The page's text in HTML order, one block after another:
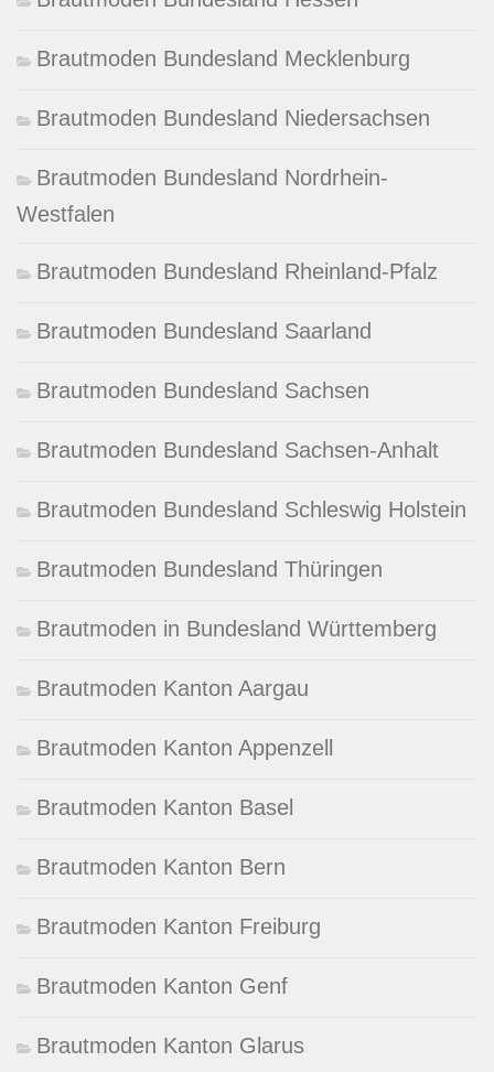
Brautmoden Bundesland Mecklenburg
Brautmoden Bundesland Niedersachsen
Brautmoden Bundesland Nordrhein-
Westfalen
Brautmoden Bundesland Rheinland-Pfalz
Brautmoden Bundesland Saarland
Brautmoden Bundesland Sachsen
Brautmoden Bundesland Sachsen-Anhalt
Brautmoden Bundesland Schleswig Holstein
Brautmoden Bundesland Thüringen
Brautmoden in Bundesland Württemberg
Brautmoden Kanton Aargau
Brautmoden Kanton Appenzell
Brautmoden Kanton Basel
Brautmoden Kanton Bern
Brautmoden Kanton Freiburg
Brautmoden Kanton Genf
Brautmoden Kanton Glarus